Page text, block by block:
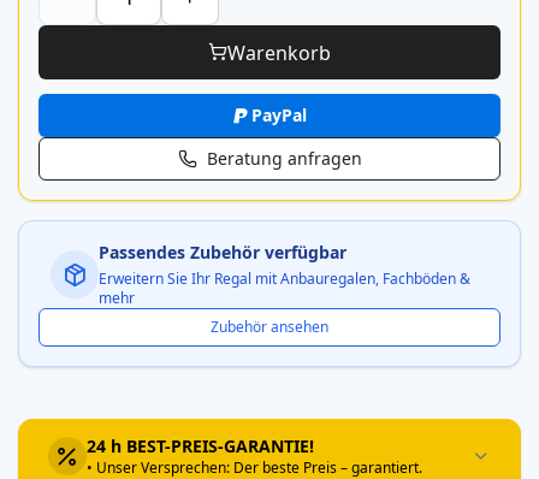
Warenkorb
PayPal
Beratung anfragen
Passendes Zubehör verfügbar
Erweitern Sie Ihr Regal mit Anbauregalen, Fachböden &
mehr
Zubehör ansehen
24 h BEST-PREIS-GARANTIE!
• Unser Versprechen: Der beste Preis – garantiert.